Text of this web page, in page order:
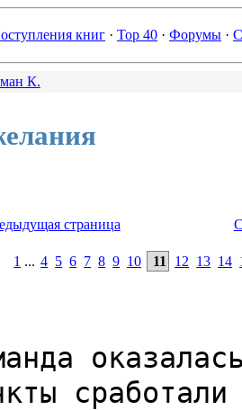
книг · Top 40 · Форумы ·
К.
страница
1 ... 4 5 6 7 8 9 10 11 12 13 14